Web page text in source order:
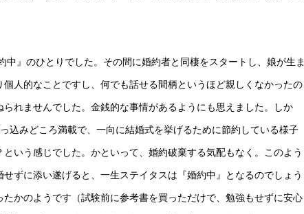
』のひとりでした。その間に婚約者と同棲をスタートし、娘が生ま
人的なことですし、何でも話せる間柄というほど親しくなかったの
れませんでした。金銭的な事情があるようにも思えました。しか
込みどころ満載で、一向に結婚式を挙げるために節約している様子
いう感じでした。かといって、婚約破棄する気配もなく。このよう
ずに添い遂げると、一生ステイタスは『婚約中』となるのでしょう
かのようです（試験前に参考書を買っただけで、勉強もせずに安心